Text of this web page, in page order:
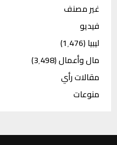
غير مصنف
فيديو
ليبيا(1٬476)
مال وأعمال(3٬498)
مقالات رأي
منوعات